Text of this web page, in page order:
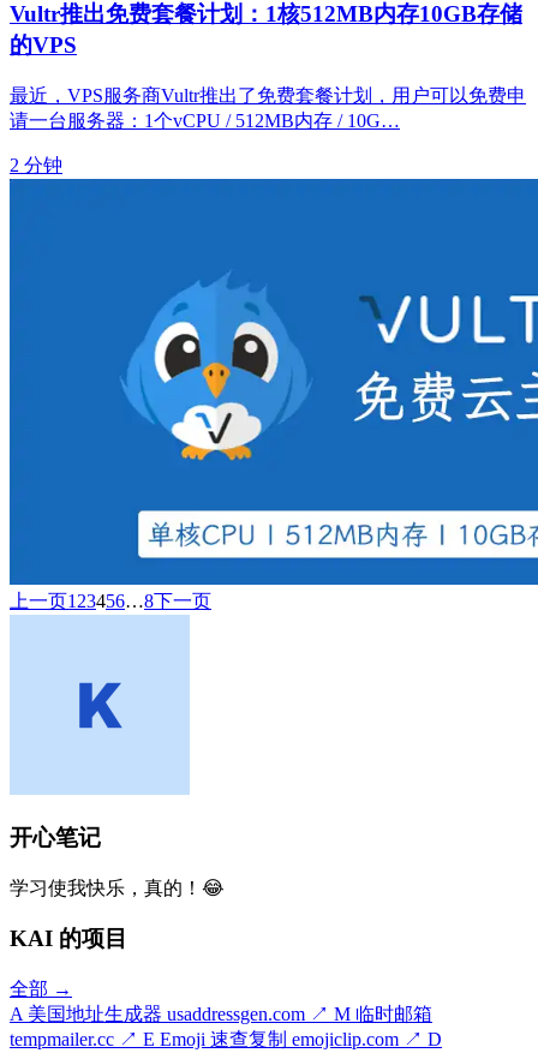
Vultr推出免费套餐计划：1核512MB内存10GB存储
的VPS
最近，VPS服务商Vultr推出了免费套餐计划，用户可以免费申
请一台服务器：1个vCPU / 512MB内存 / 10G…
2 分钟
上一页1 23456…8下一页
开心笔记
学习使我快乐，真的！😂
KAI 的项目
全部 →
A 美国地址生成器 usaddressgen.com ↗ M 临时邮箱
tempmailer.cc ↗ E Emoji 速查复制 emojiclip.com ↗ D